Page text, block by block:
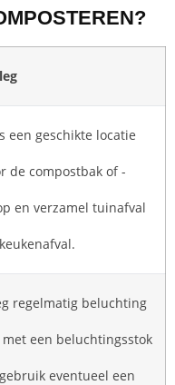
een geschikte locatie
de compostbak of -
en verzamel tuinafval
regelmatig beluchting
met een beluchtingsstok
eventueel een